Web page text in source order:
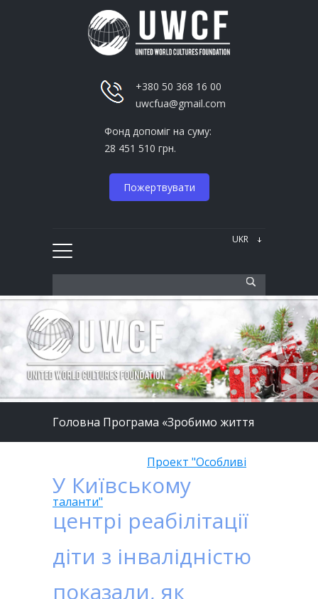
+380 50 368 16 00
uwcfua@gmail.com
Фонд допоміг на суму:
28 451 510 грн.
Пожертвувати
Головна Програма «Зробимо життя
Проект "Особливі
таланти"
У Київському
центрі реабілітації
діти з інвалідністю
показали, як